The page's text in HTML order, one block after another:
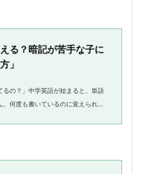
る？暗記が苦手な子に
」
るの？」中学英語が始まると、単語
何度も書いているのに覚えられな